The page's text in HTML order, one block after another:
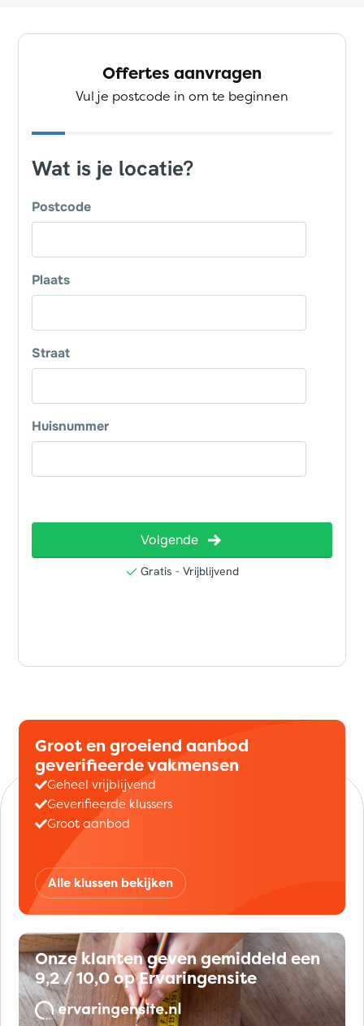
Offertes aanvragen
Vul je postcode in om te beginnen
Groot en groeiend aanbod
geverifieerde vakmensen
Geheel vrijblijvend
Geverifieerde klussers
Groot aanbod
Alle klussen bekijken
Onze klanten geven gemiddeld een
9,2 / 10,0 op Ervaringensite